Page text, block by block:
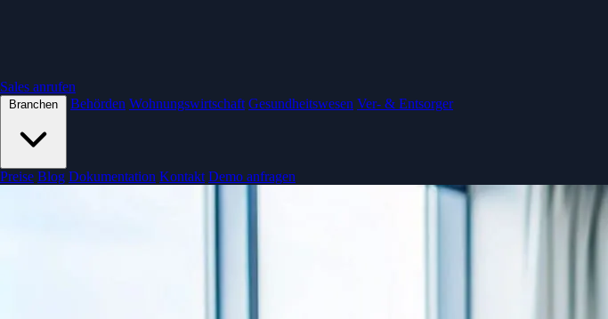
Sales anrufen
Behörden Wohnungswirtschaft Gesundheitswesen Ver- & Entsorger
Preise Blog Dokumentation Kontakt Demo anfragen